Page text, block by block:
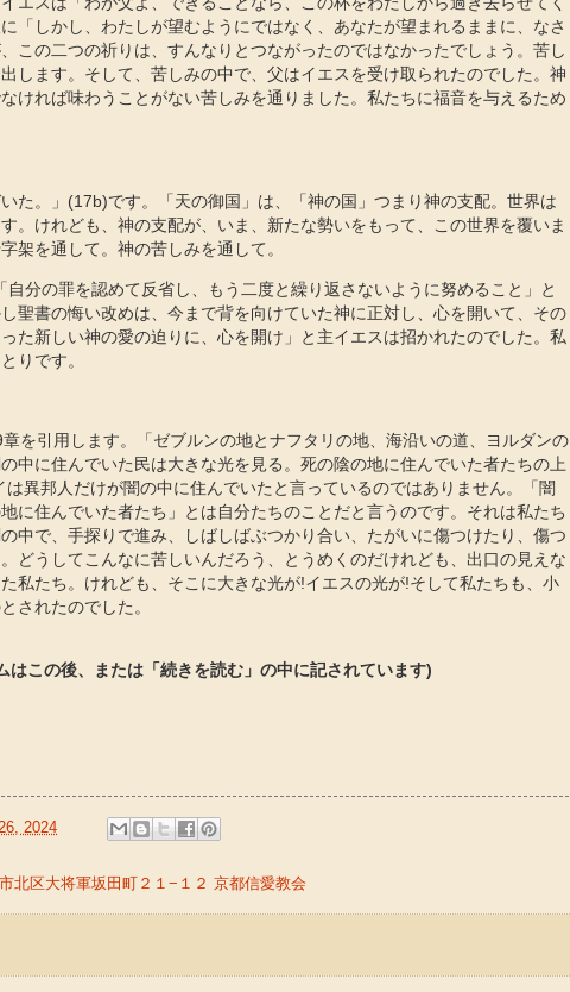
「しかし、わたしが望むようにではなく、あなたが望まれるままに、なさ
この二つの祈りは、すんなりとつながったのではなかったでしょう。苦し
します。そして、苦しみの中で、父はイエスを受け取られたのでした。神
ければ味わうことがない苦しみを通りました。私たちに福音を与えるため
た。」(17b)です。「天の御国」は、「神の国」つまり神の支配。世界は
。けれども、神の支配が、いま、新たな勢いをもって、この世界を覆いま
架を通して。神の苦しみを通して。
自分の罪を認めて反省し、もう二度と繰り返さないように努めること」と
聖書の悔い改めは、今まで背を向けていた神に正対し、心を開いて、その
た新しい神の愛の迫りに、心を開け」と主イエスは招かれたのでした。私
りです。
を引用します。「ゼブルンの地とナフタリの地、海沿いの道、ヨルダンの
中に住んでいた民は大きな光を見る。死の陰の地に住んでいた者たちの上
異邦人だけが闇の中に住んでいたと言っているのではありません。「闇
に住んでいた者たち」とは自分たちのことだと言うのです。それは私たち
中で、手探りで進み、しばしばぶつかり合い、たがいに傷つけたり、傷つ
どうしてこんなに苦しいんだろう、とうめくのだけれども、出口の見えな
私たち。けれども、そこに大きな光が!イエスの光が!そして私たちも、小
されたのでした。
はこの後、または「続きを読む」の中に記されています)
2024
北区大将軍坂田町２１−１２ 京都信愛教会